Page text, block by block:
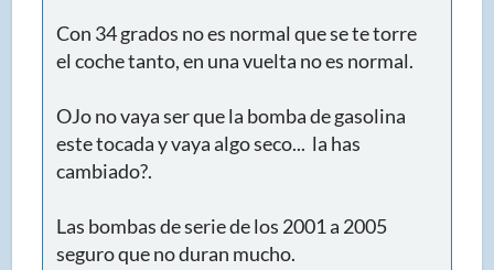
Con 34 grados no es normal que se te torre
el coche tanto, en una vuelta no es normal.
OJo no vaya ser que la bomba de gasolina
este tocada y vaya algo seco... la has
cambiado?.
Las bombas de serie de los 2001 a 2005
seguro que no duran mucho.